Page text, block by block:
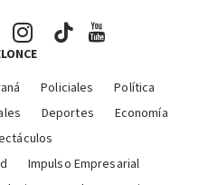
Policiales
Política
Deportes
Economía
Impulso Empresarial